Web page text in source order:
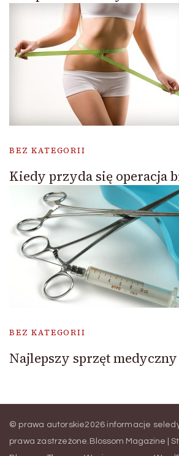
BEZ KATEGORII
Kiedy przyda się operacja
BEZ KATEGORII
Najlepszy sprzęt medyczny
© prawa autorskie2026 informacje
prawa zastrzeżone. Blossom Magazine |